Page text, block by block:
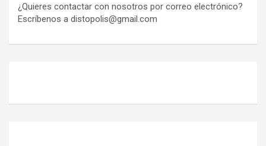
¿Quieres contactar con nosotros por correo electrónico?
Escríbenos a distopolis@gmail.com